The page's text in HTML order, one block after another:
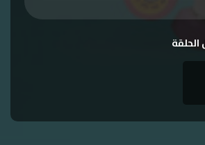
الحلقة 29
الحلقة 30
الحلقة